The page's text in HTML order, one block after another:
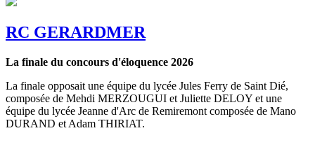
RC GERARDMER
La finale du concours d'éloquence 2026
La finale opposait une équipe du lycée Jules Ferry de Saint Dié,
composée de Mehdi MERZOUGUI et Juliette DELOY et une
équipe du lycée Jeanne d'Arc de Remiremont composée de Mano
DURAND et Adam THIRIAT.